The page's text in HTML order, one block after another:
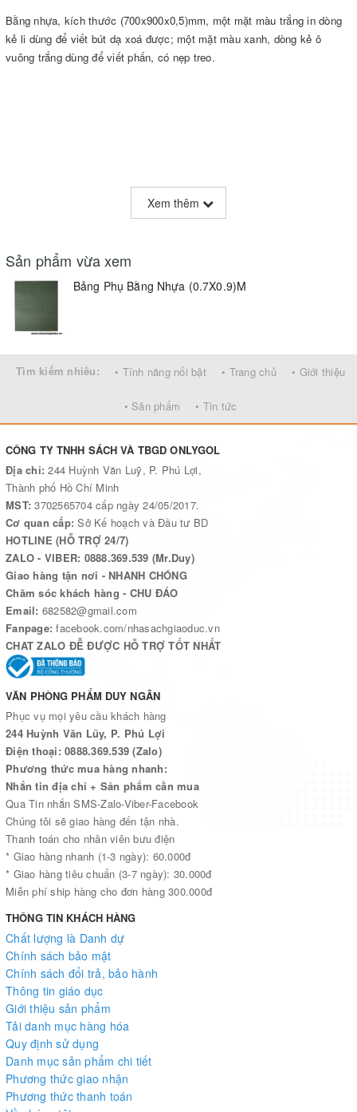
Bằng nhựa, kích thước (700x900x0,5)mm, một mặt màu trắng in dòng
kẻ li dùng để viết bút dạ xoá được; một mặt màu xanh, dòng kẻ ô
vuông trắng dùng để viết phấn, có nẹp treo.
Xem thêm
Sản phẩm vừa xem
Bảng Phụ Bằng Nhựa (0.7X0.9)M
Tìm kiếm nhiều: • Tính năng nổi bật • Trang chủ • Giới thiệu
• Sản phẩm • Tin tức
CÔNG TY TNHH SÁCH VÀ TBGD ONLYGOL
Địa chỉ:244 Huỳnh Văn Luỹ, P. Phú Lợi,
Thành phố Hồ Chí Minh
MST:3702565704 cấp ngày 24/05/2017.
Cơ quan cấp:Sở Kế hoạch và Đầu tư BD
HOTLINE (HỖ TRỢ 24/7)
ZALO - VIBER: 0888.369.539 (Mr.Duy)
Giao hàng tận nơi - NHANH CHÓNG
Chăm sóc khách hàng - CHU ĐÁO
Email: 682582@gmail.com
Fanpage:facebook.com/nhasachgiaoduc.vn
CHAT ZALO ĐỄ ĐƯỢC HỖ TRỢ TỐT NHẤT
VĂN PHÒNG PHẨM DUY NGÂN
Phục vụ mọi yêu cầu khách hàng
244 Huỳnh Văn Lũy, P. Phú Lợi
Điện thoại: 0888.369.539 (Zalo)
Phương thức mua hàng nhanh:
Nhắn tin địa chỉ + Sản phẩm cần mua
Qua Tin nhắn SMS-Zalo-Viber-Facebook
Chúng tôi sẽ giao hàng đến tận nhà.
Thanh toán cho nhân viên bưu điện
* Giao hàng nhanh (1-3 ngày): 60.000đ
* Giao hàng tiêu chuẩn (3-7 ngày): 30.000đ
Miễn phí ship hàng cho đơn hàng 300.000đ
THÔNG TIN KHÁCH HÀNG
Chất lượng là Danh dự
Chính sách bảo mật
Chính sách đổi trả, bảo hành
Thông tin giáo dục
Giới thiệu sản phẩm
Tải danh mục hàng hóa
Quy định sử dụng
Danh mục sản phẩm chi tiết
Phương thức giao nhận
Phương thức thanh toán